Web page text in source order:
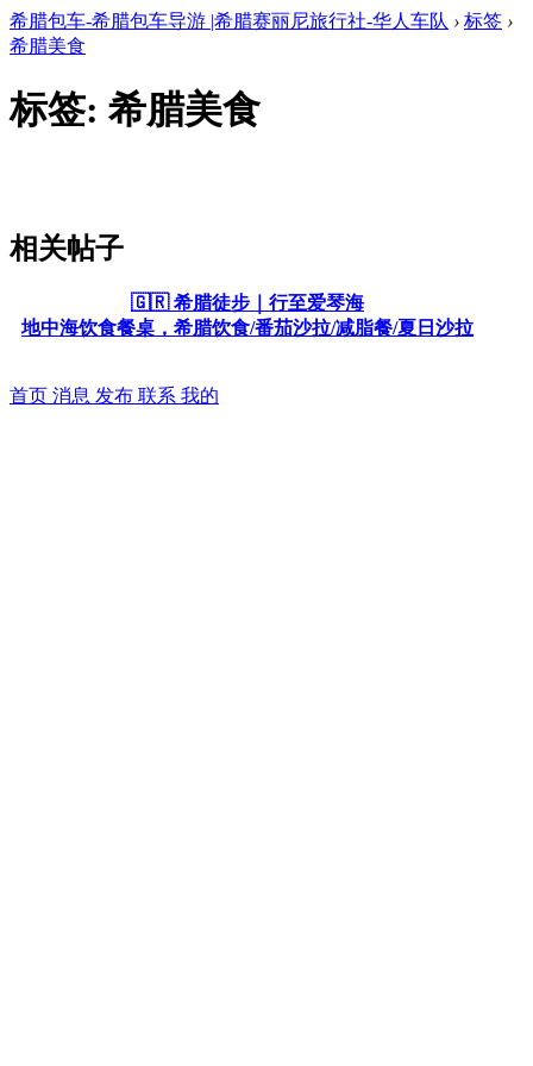
希腊包车-希腊包车导游 |希腊赛丽尼旅行社-华人车队 › 标签 ›
希腊美食
标签: 希腊美食
相关帖子
🇬🇷 希腊徒步｜行至爱琴海
地中海饮食餐桌，希腊饮食/番茄沙拉/减脂餐/夏日沙拉
首页 消息 发布 联系 我的